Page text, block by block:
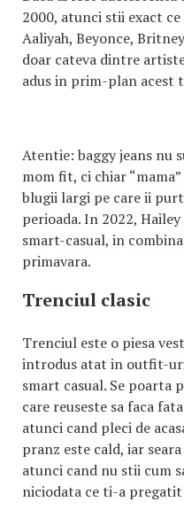
2000, atunci stii exact ce
Aaliyah, Beyonce,
doar cateva dintre
adus in prim-plan acest
Atentie: baggy jeans nu
mom fit, ci chiar
blugii largi pe care ii
perioada. In 2022,
smart-casual, in
primavara.
Trenciul clasic
Trenciul este o piesa
introdus atat in outfit-
smart casual. Se poarta
care reuseste sa faca
atunci cand pleci de
pranz este cald, iar
atunci cand nu stii cum
niciodata ce ti-a pregatit